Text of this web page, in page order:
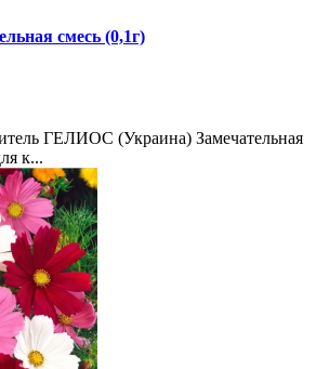
смесь (0,1г)
ГЕЛИОС (Украина) Замечательная
к...